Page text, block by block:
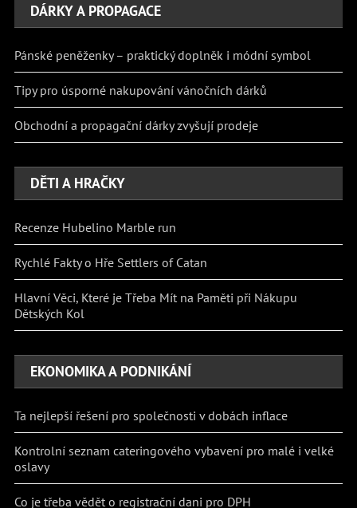
DÁRKY A PROPAGACE
Pánské peněženky – praktický doplněk i módní symbol
Tipy pro úsporné nakupování vánočních dárků
Obchodní a propagační dárky zvyšují prodeje
DĚTI A HRAČKY
Recenze Hubelino Marble run
Rychlé Fakty o Hře Settlers of Catan
Hlavní Věci, Které je Třeba Mít na Paměti při Nákupu
Dětských Kol
EKONOMIKA A PODNIKÁNÍ
Ta nejlepší řešení pro společnosti v dobách inflace
Kontrolní seznam cateringového vybavení pro malé i velké
oslavy
Co je třeba vědět o registrační dani pro DPH